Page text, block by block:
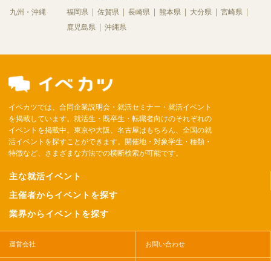
九州・沖縄 福岡県 佐賀県 長崎県 熊本県 大分県
宮崎県
鹿児島県
沖縄県
イベカツでは、合同企業説明会・就活セミナー・就活イベント
を掲載しています。就活生・既卒生・転職者向けのそれぞれの
イベントを掲載中。東京や大阪、名古屋はもちろん、全国の就
活イベントを探すことができます。開催地・対象学生・種類・
特徴など、さまざまな方法での横断検索が可能です。
主な就活イベント
主催者からイベントを探す
業界からイベントを探す
運営会社 お問い合わせ